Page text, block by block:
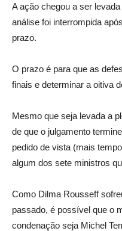
A ação chegou a ser
análise foi interrompida
prazo.
O prazo é para que as
finais e determinar a oitiva
Mesmo que seja levada a
de que o julgamento
pedido de vista (mais
algum dos sete ministros
Como Dilma Rousseff
passado, é possível que o
condenação seja Michel